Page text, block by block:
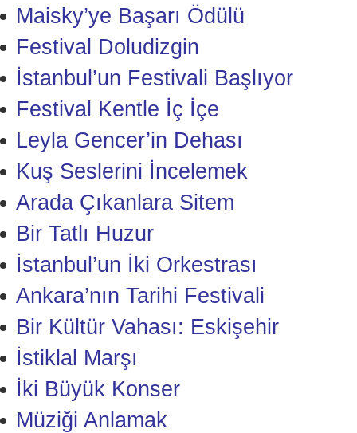
Maisky’ye Başarı Ödülü
Festival Doludizgin
İstanbul’un Festivali Başlıyor
Festival Kentle İç İçe
Leyla Gencer’in Dehası
Kuş Seslerini İncelemek
Arada Çıkanlara Sitem
Bir Tatlı Huzur
İstanbul’un İki Orkestrası
Ankara’nın Tarihi Festivali
Bir Kültür Vahası: Eskişehir
İstiklal Marşı
İki Büyük Konser
Müziği Anlamak